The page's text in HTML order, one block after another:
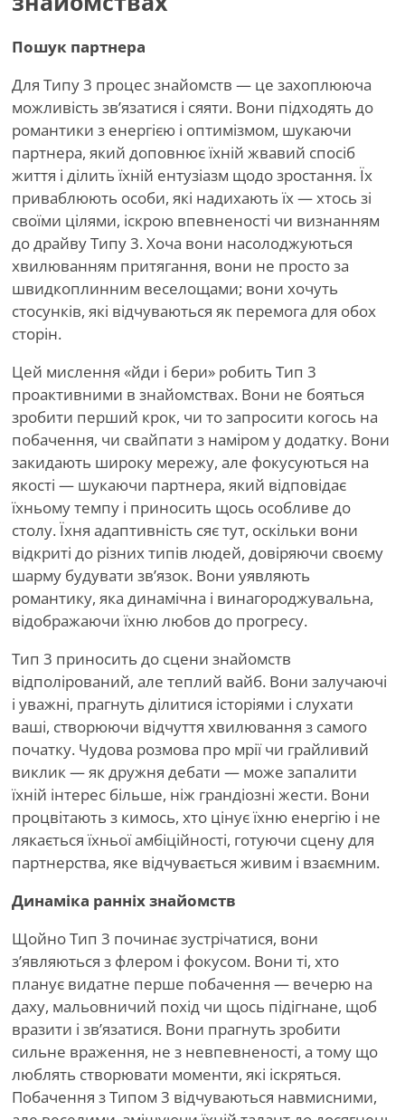
Пошук партнера
Для Типу 3 процес знайомств — це захоплююча
можливість зв’язатися і сяяти. Вони підходять до
романтики з енергією і оптимізмом, шукаючи
партнера, який доповнює їхній жвавий спосіб
життя і ділить їхній ентузіазм щодо зростання. Їх
приваблюють особи, які надихають їх — хтось зі
своїми цілями, іскрою впевненості чи визнанням
додрайву Типу 3. Хоча вони насолоджуються
хвилюванням притягання, вони не просто за
швидкоплинним веселощами; вони хочуть
стосунків, які відчуваються як перемога для обох
сторін.
Цей мислення «йди і бери» робить Тип 3
проактивними в знайомствах. Вони не бояться
зробити перший крок, чи то запросити когось на
побачення, чи свайпати з наміром у додатку. Вони
закидають широку мережу, але фокусуються на
якості — шукаючи партнера, який відповідає
їхньому темпу і приносить щось особливе до
столу. Їхня адаптивність сяє тут, оскільки вони
відкриті до різних типів людей, довіряючи своєму
шарму будувати зв’язок. Вони уявляють
романтику, яка динамічна і винагороджувальна,
відображаючи їхню любов до прогресу.
Тип 3 приносить до сцени знайомств
відполірований, але теплий вайб. Вони залучаючі
і уважні, прагнуть ділитися історіями і слухати
ваші, створюючи відчуття хвилювання з самого
початку. Чудова розмова про мрії чи грайливий
виклик — як дружня дебати — може запалити
їхній інтерес більше, ніж грандіозні жести. Вони
процвітають з кимось, хто цінує їхню енергію і не
лякається їхньої амбіційності, готуючи сцену для
партнерства, яке відчувається живим і взаємним.
Динаміка ранніх знайомств
Щойно Тип 3 починає зустрічатися, вони
з’являються з флером і фокусом. Вони ті, хто
планує видатне перше побачення — вечерю на
даху, мальовничий похід чи щось підігнане, щоб
вразити і зв’язатися. Вони прагнуть зробити
сильне враження, не з невпевненості, а тому що
люблять створювати моменти, які іскряться.
Побачення з Типом 3 відчуваються навмисними,